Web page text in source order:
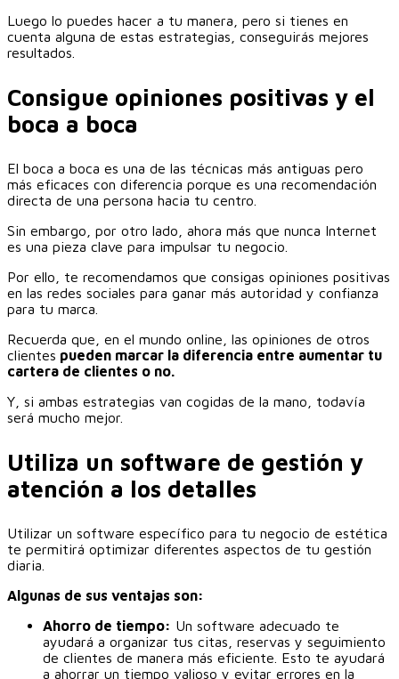
Luego lo puedes hacer a tu manera, pero si tienes en
cuenta alguna de estas estrategias, conseguirás mejores
resultados.
Consigue opiniones positivas y el
boca a boca
El boca a boca es una de las técnicas más antiguas pero
más eficaces con diferencia porque es una recomendación
directa de una persona hacia tu centro.
Sin embargo, por otro lado, ahora más que nunca Internet
es una pieza clave para impulsar tu negocio.
Por ello, te recomendamos que consigas opiniones positivas
en las redes sociales para ganar más autoridad y confianza
para tu marca.
Recuerda que, en el mundo online, las opiniones de otros
clientes pueden marcar la diferencia entre aumentar tu
cartera de clientes o no.
Y, si ambas estrategias van cogidas de la mano, todavía
será mucho mejor.
Utiliza un software de gestión y
atención a los detalles
Utilizar un software específico para tu negocio de estética
te permitirá optimizar diferentes aspectos de tu gestión
diaria.
Algunas de sus ventajas son:
Ahorro de tiempo: Un software adecuado te
ayudará a organizar tus citas, reservas y seguimiento
de clientes de manera más eficiente. Esto te ayudará
a ahorrar un tiempo valioso y evitar errores en la